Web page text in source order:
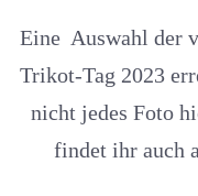
Eine Auswahl der
Trikot-Tag 2023
nicht jedes Foto
findet ihr auch